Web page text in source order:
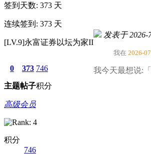
签到天数: 373 天
连续签到: 373 天
[LV.9]永富证券以坛为家II
0
主题
373
帖子
746
积分
高级会员
积分
746
发表于 2026-
我在 2026-
我今天最想说:「